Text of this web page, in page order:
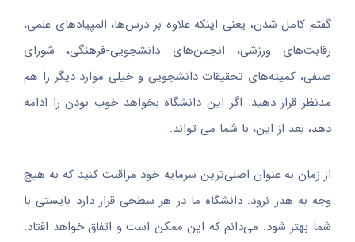
گفتم کامل شدن، یعنی اینکه علاوه بر درس‌ها، المپیادهای علمی،
رقابت‌های ورزشی، انجمن‌های دانشجویی-فرهنگی، شورای
صنفی، کمیته‌های تحقیقات دانشجویی و خیلی موارد دیگر را هم
مدنظر قرار دهید. اگر این دانشگاه بخواهد خوب بودن را ادامه
دهد، بعد از این، با شما می تواند.
از زمان به عنوان اصلی‌ترین سرمایه خود مراقبت کنید که به هیچ
وجه به هدر نرود. دانشگاه ما در هر سطحی قرار دارد بایستی با
شما بهتر شود. می‌دانم که این ممکن است و اتفاق خواهد افتاد.